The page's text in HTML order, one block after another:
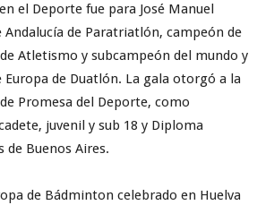
el Deporte fue para José Manuel
de Paratriatlón, campeón de
Atletismo y subcampeón del mundo y
Europa de Duatlón. La gala otorgó a la
Promesa del Deporte, como
juvenil y sub 18 y Diploma
de Buenos Aires.
de Bádminton celebrado en Huelva